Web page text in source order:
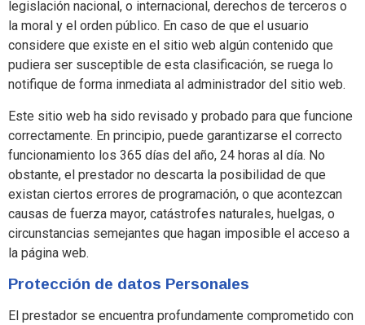
legislación nacional, o internacional, derechos de terceros o
la moral y el orden público. En caso de que el usuario
considere que existe en el sitio web algún contenido que
pudiera ser susceptible de esta clasificación, se ruega lo
notifique de forma inmediata al administrador del sitio web.
Este sitio web ha sido revisado y probado para que funcione
correctamente. En principio, puede garantizarse el correcto
funcionamiento los 365 días del año, 24 horas al día. No
obstante, el prestador no descarta la posibilidad de que
existan ciertos errores de programación, o que acontezcan
causas de fuerza mayor, catástrofes naturales, huelgas, o
circunstancias semejantes que hagan imposible el acceso a
la página web.
Protección de datos Personales
El prestador se encuentra profundamente comprometido con